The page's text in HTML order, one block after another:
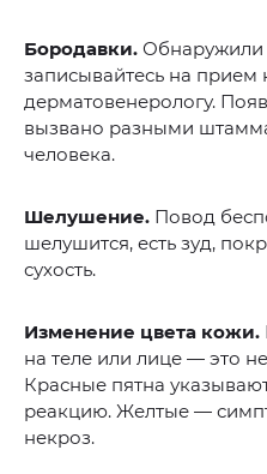
Бородавки. Обнаружили
записывайтесь на прием
дерматовенерологу.
вызвано разными
человека.
Шелушение. Повод
шелушится, есть зуд,
сухость.
Изменение цвета кожи.
на теле или лице — это
Красные пятна
реакцию. Желтые —
некроз.